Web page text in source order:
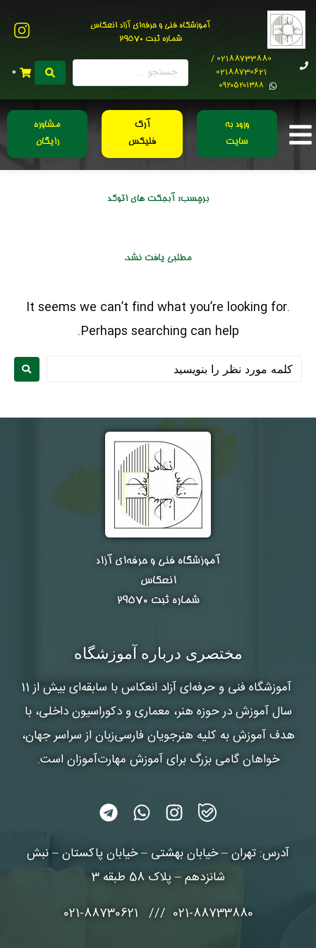
آموزشگاه فنی و حرفه‌ای آزاد انعکاس
شماره ثبت 29570
02188733880 /
02188730621
0۹۲۰۵۲۰۱۳۸۸
0
ورود به
سایت
آرک
فلیکس
مشاوره
رایگان
برچسب: آبجکت های اتوکد
مطلبی یافت نشد.
It seems we can’t find what you’re looking for.
Perhaps searching can help.
آموزشگاه فنی و حرفه‌ای آزاد
انعکاس
شماره ثبت ۲۹۵۷۰
مختصری درباره آموزشگاه
آموزشگاه فنی و حرفه‌ای آزاد انعکاس
با سابقه‌ای بیش از 11
سال آموزش در حوزه هنر، معماری و دکوراسیون داخلی، با
هدف آموزش به کلیه هنرجویان فارسی‌زبان از سراسر جهان،
خواهان گامی بزرگ برای آموزش مهارت‌آموزان است.
آدرس: تهران – خیابان بهشتی – خیابان پاکستان – نبش
شانزدهم – پلاک 58 طبقه 3
021-88733880 /// 021-88730621
شماره واتس‌اپ : *